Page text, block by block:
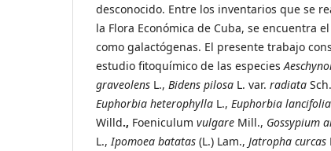
desconocido. Entre los inventarios que se
la Flora Económica de Cuba, se encuentra
como galactógenas. El presente trabajo
estudio fitoquímico de las especies
graveolens L., Bidens pilosa L. var. radiata
Euphorbia heterophylla L., Euphorbia lancifolia
Willd., Foeniculum vulgare Mill., Gossypium
L., Ipomoea batatas (L.) Lam., Jatropha curcas